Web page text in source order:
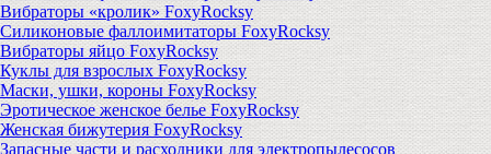
Вибраторы «кролик» FoxyRocksy
Силиконовые фаллоимитаторы FoxyRocksy
Вибраторы яйцо FoxyRocksy
Куклы для взрослых FoxyRocksy
Маски, ушки, короны FoxyRocksy
Эротическое женское белье FoxyRocksy
Женская бижутерия FoxyRocksy
Запасные части и расходники для электропылесосов